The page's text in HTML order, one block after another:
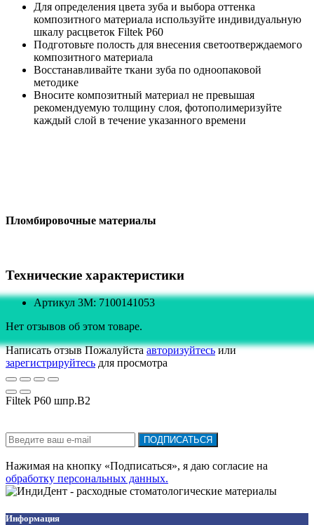
Для определения цвета зуба и выбора оттенка
композитного материала используйте индивидуальную
шкалу расцветок Filtek P60
Подготовьте полость для внесения светоотверждаемого
композитного материала
Восстанавливайте ткани зуба по одноопаковой
методике
Вносите композитный материал не превышая
рекомендуемую толщину слоя, фотополимеризуйте
каждый слой в течение указанного времени
Пломбировочные материалы
Технические характеристики
Артикул 3M: 7100141053
Нет отзывов об этом товаре.
Написать отзывПожалуйстаавторизуйтесьили
зарегистрируйтесь для просмотра
Filtek P60 шпр.В2
ПОДПИСАТЬСЯ
Нажимая на кнопку «Подписаться», я даю cогласие на
обработку персональных данных.
Информация